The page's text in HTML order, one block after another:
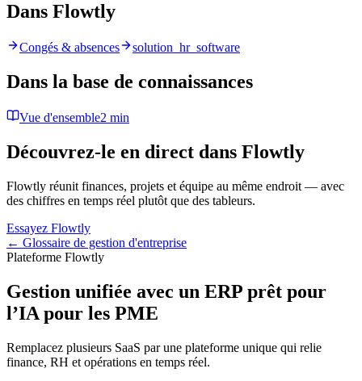
Dans Flowtly
Congés & absences solution_hr_software
Dans la base de connaissances
Vue d'ensemble2 min
Découvrez-le en direct dans Flowtly
Flowtly réunit finances, projets et équipe au même endroit — avec
des chiffres en temps réel plutôt que des tableurs.
Essayez Flowtly
← Glossaire de gestion d'entreprise
Plateforme Flowtly
Gestion unifiée avec un ERP prêt pour
l’IA pour les PME
Remplacez plusieurs SaaS par une plateforme unique qui relie
finance, RH et opérations en temps réel.